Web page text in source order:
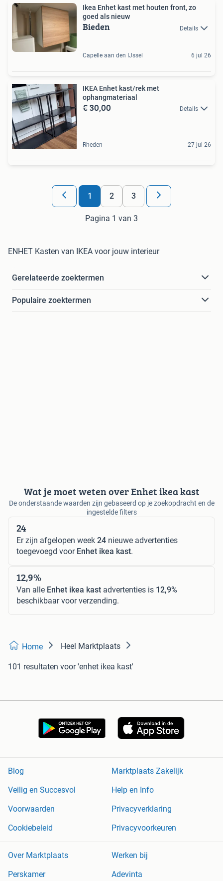
Ikea Enhet kast met houten front, zo
goed als nieuw
Bieden Details
Capelle aan den IJssel 6 jul 26
IKEA Enhet kast/rek met
ophangmateriaal
€ 30,00 Details
Rheden 27 jul 26
1 2 3
Pagina 1 van 3
ENHET Kasten van IKEA voor jouw interieur
Gerelateerde zoektermen
Populaire zoektermen
Wat je moet weten over Enhet ikea kast
De onderstaande waarden zijn gebaseerd op je zoekopdracht en de
ingestelde filters
24
Er zijn afgelopen week 24 nieuwe advertenties
toegevoegd voor Enhet ikea kast.
12,9%
Van alle Enhet ikea kast advertenties is 12,9%
beschikbaar voor verzending.
Home Heel Marktplaats
101 resultaten voor 'enhet ikea kast'
Blog
Marktplaats Zakelijk
Veilig en Succesvol
Help en Info
Voorwaarden
Privacyverklaring
Cookiebeleid
Privacyvoorkeuren
Over Marktplaats
Werken bij
Perskamer
Adevinta